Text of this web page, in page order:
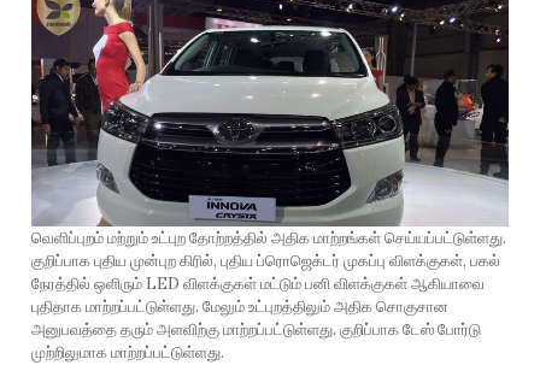
வெளிப்புறம் மற்றும் உட்புற தோற்றத்தில் அதிக மாற்றங்கள் செய்யப்பட்டுள்ளது.
குறிப்பாக புதிய முன்புற கிரில், புதிய ப்ரொஜெக்டர் முகப்பு விளக்குகள், பகல்
நேரத்தில் ஒளிரும் LED விளக்குகள் மட்டும் பனி விளக்குகள் ஆகியாவை
புதிதாக மாற்றப்பட்டுள்ளது. மேலும் உட்புறத்திலும் அதிக சொகுசான
அனுபவத்தை தரும் அளவிற்கு மாற்றப்பட்டுள்ளது. குறிப்பாக டேஸ் போர்டு
முற்றிலுமாக மாற்றப்பட்டுள்ளது.